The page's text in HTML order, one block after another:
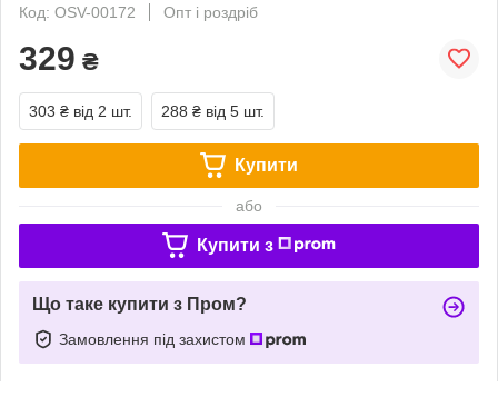
Код: OSV-00172
Опт і роздріб
329 ₴
303 ₴ від 2 шт. 288 ₴ від 5 шт.
Купити
або
Купити з
Що таке купити з Пром?
Замовлення під захистом